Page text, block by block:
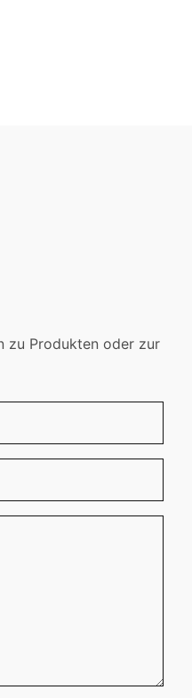
zu Produkten oder zur